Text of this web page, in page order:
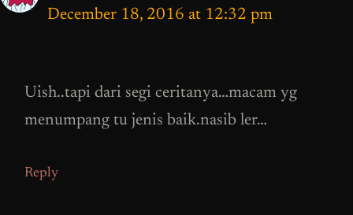
December 18, 2016 at 12:32 pm
Uish..tapi dari segi ceritanya…macam yg
menumpang tu jenis baik.nasib ler…
Reply